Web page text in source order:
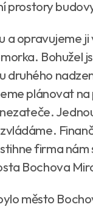
prostory
a opravujeme
Bohužel
druhého
plánovat na
firma
Bochova
město